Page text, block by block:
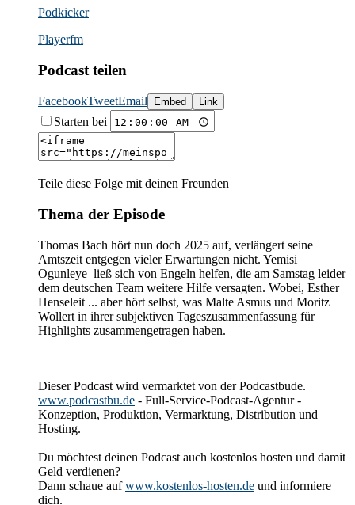
Podkicker
Playerfm
Podcast teilen
FacebookTweetEmail Embed Link
Starten bei
Teile diese Folge mit deinen Freunden
Thema der Episode
Thomas Bach hört nun doch 2025 auf, verlängert seine
Amtszeit entgegen vieler Erwartungen nicht. Yemisi
Ogunleye ließ sich von Engeln helfen, die am Samstag leider
dem deutschen Team weitere Hilfe versagten. Wobei, Esther
Henseleit ... aber hört selbst, was Malte Asmus und Moritz
Wollert in ihrer subjektiven Tageszusammenfassung für
Highlights zusammengetragen haben.
Dieser Podcast wird vermarktet von der Podcastbude.
www.podcastbu.de - Full-Service-Podcast-Agentur -
Konzeption, Produktion, Vermarktung, Distribution und
Hosting.
Du möchtest deinen Podcast auch kostenlos hosten und damit
Geld verdienen?
Dann schaue aufwww.kostenlos-hosten.de und informiere
dich.